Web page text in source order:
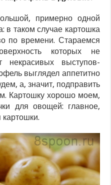
примерно одной
таком случае картошка
по времени. Стараемся
которых не
выступов-
выглядел аппетитно
а, значит, подправить
Картошку хорошо моем,
для овощей: главное,
картошки.